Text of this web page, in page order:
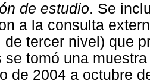
de estudio. Se
a la consulta
de tercer nivel) que
se tomó una
de 2004 a octubre